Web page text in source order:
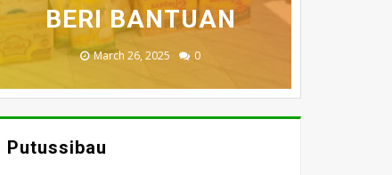
MENINGGAL DUNIA
July 05, 2026 0
HANGUS
November 27, 2025
BERI BANTUAN
March 26, 2025 0
DILALAP API
March 13, 2025 0
MASSA
February 18, 2025
Putussibau